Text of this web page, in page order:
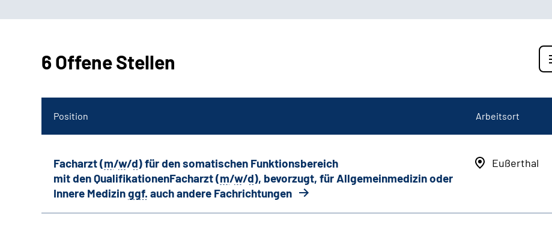
6 Offene Stellen
Position Arbeitsort
Facharzt (m/w/d) für den somatischen Funktionsbereich
mit den QualifikationenFacharzt (m/w/d), bevorzugt, für Allgemeinmedizin oder
Innere Medizinggf. auch andere Fachrichtungen
Eußerthal